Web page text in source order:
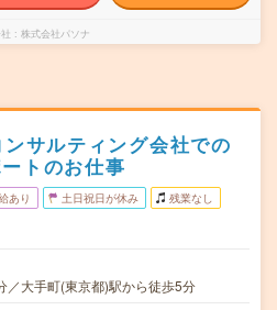
株式会社パソナ
サルティング会社での
トのお仕事
あり 土日祝日が休み 残業なし
／大手町(東京都)駅から徒歩5分